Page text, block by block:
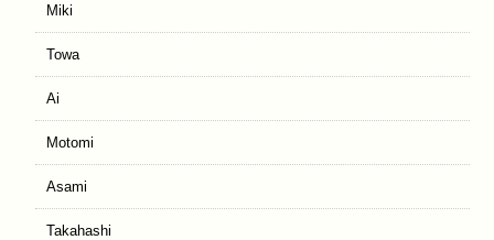
Miki
Towa
Ai
Motomi
Asami
Takahashi